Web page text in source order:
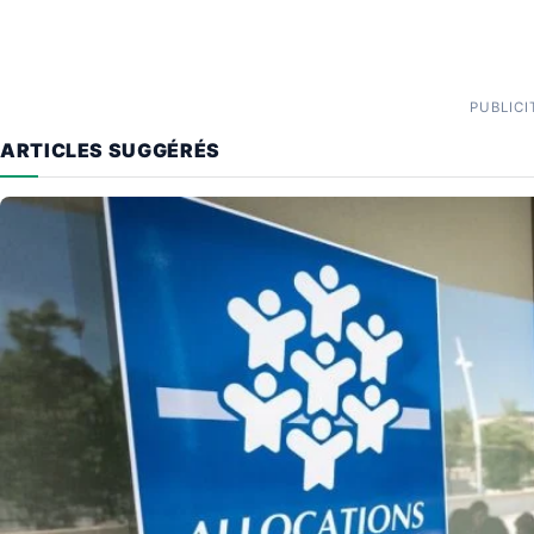
ARTICLES SUGGÉRÉS